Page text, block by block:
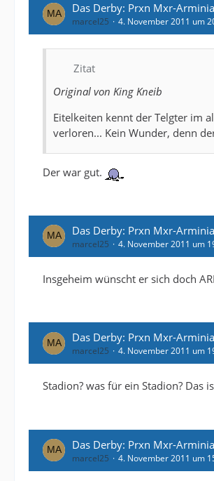
Das Derby: Prxn Mxr-Arminia
marcel25 4. November 2011 um
Zitat
Original von King Kneib
Eitelkeiten kennt der Telgter im
verloren... Kein Wunder, denn
Der war gut.
Das Derby: Prxn Mxr-Arminia
marcel25 4. November 2011 um
Insgeheim wünscht er sich doch
Das Derby: Prxn Mxr-Arminia
marcel25 4. November 2011 um
Stadion? was für ein Stadion? Das
Das Derby: Prxn Mxr-Arminia
marcel25 4. November 2011 um